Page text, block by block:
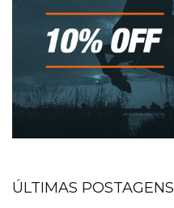
ÚLTIMAS POSTAGENS